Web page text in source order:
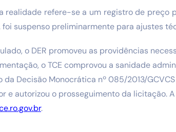
realidade refere-se a um registro de preço
foi suspenso preliminarmente para ajustes
o DER promoveu as providências
o TCE comprovou a sanidade
da Decisão Monocrática nº 085/2013/
e autorizou o prosseguimento da licitação.
.